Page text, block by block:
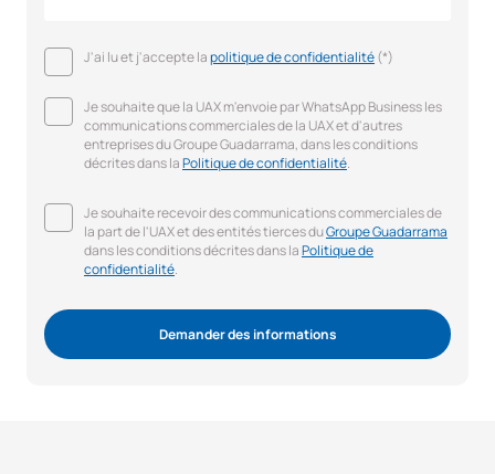
J'ai lu et j'accepte lapolitique de confidentialité(*)
Je souhaite que la UAX m'envoie par WhatsApp Business les
communications commerciales de la UAX et d'autres
entreprises du Groupe Guadarrama, dans les conditions
décrites dans laPolitique de confidentialité.
Je souhaite recevoir des communications commerciales de
la part de l'UAX et des entités tierces duGroupe Guadarrama
dans les conditions décrites dans laPolitique de
confidentialité.
Demander des informations